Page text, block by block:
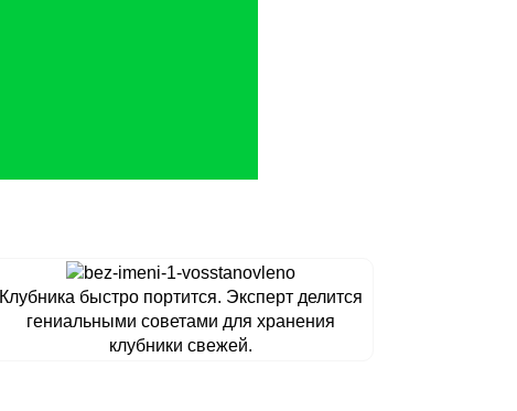
Клубника быстро портится. Эксперт делится
гениальными советами для хранения
клубники свежей.